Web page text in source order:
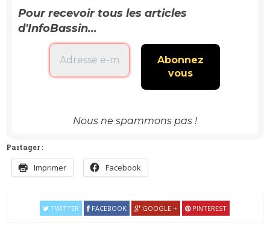
Pour recevoir tous les articles
d'InfoBassin...
Nous ne spammons pas !
Partager :
Imprimer Facebook
TWITTER FACEBOOK GOOGLE + PINTEREST